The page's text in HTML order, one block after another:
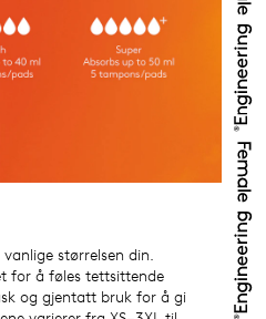
størrelsen din.
for å føles tettsittende
og gjentatt bruk for å gi